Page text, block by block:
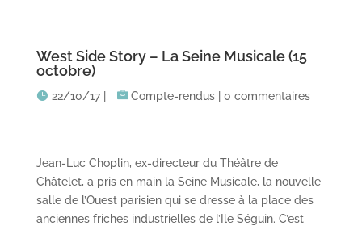
West Side Story – La Seine Musicale (15
octobre)
22/10/17| Compte-rendus| 0 commentaires
Jean-Luc Choplin, ex-directeur du Théâtre de
Châtelet, a pris en main la Seine Musicale, la nouvelle
salle de l’Ouest parisien qui se dresse à la place des
anciennes friches industrielles de l’Ile Séguin. C’est